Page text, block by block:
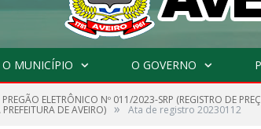
O MUNICÍPIO O GOVERNO
PREGÃO ELETRÔNICO Nº 011/2023-SRP (REGISTRO DE
DE AVEIRO) » Ata de registro 20230112